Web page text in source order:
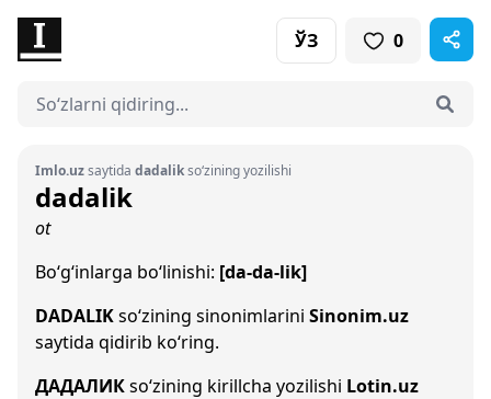
ЎЗ 0
Imlo.uzsaytida dadalikso‘zining yozilishi
dadalik
ot
Bo‘g‘inlarga bo‘linishi: [da-da-lik]
DADALIKso‘zining sinonimlarini Sinonim.uz
saytida qidirib ko‘ring.
ДАДАЛИКso‘zining kirillcha yozilishi Lotin.uz